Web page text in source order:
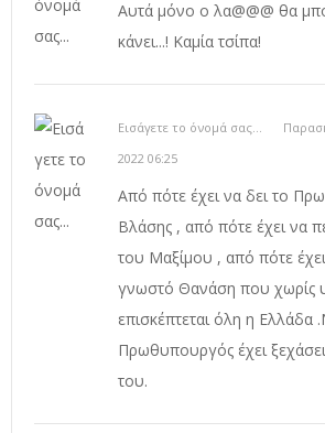
Αυτά μόνο ο λα@@@ θα
κάνει...! Καμία τσίπα!
Εισάγετε το όνομά σας...
2022 06:25
Από πότε έχει να δει το
Βλάσης , από πότε έχει να
του Μαξίμου , από πότε
γνωστό Θανάση που χωρίς
επισκέπτεται όλη η Ελλάδα
Πρωθυπουργός έχει
του.